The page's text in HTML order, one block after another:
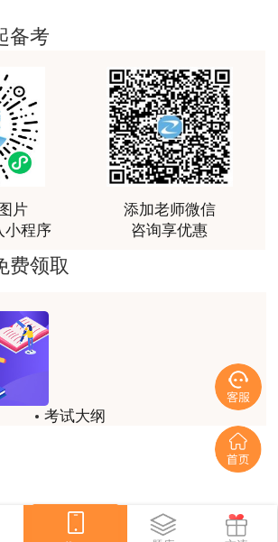
职业资格制度规定
全工程师精选视频 行动起来吧！
入，即可领取免费学习资料哦~
1：625140409 群2：625892026
群4：
二维码即可添加老师微信：
讯请关注中级安全工程师官方微
教学比起去年，在实例的列举上更丰
便于记忆，老师重难点讲解也很清晰
的特别快，比自己学习容易多了
水平，这次考过全靠他了
的稳
程，我收获的不仅是证书和技能，更
善诱的引路人，让我相信只要选对方
每个人都能突破自己的天花板，真心
备考
片
小程序
添加老师微信
咨询享优惠
费领取
考试大纲